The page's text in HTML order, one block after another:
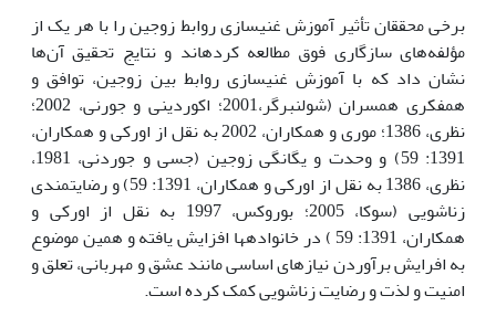
برخی محققان تأثیر آموزش غنی­سازی روابط زوجین را با هر یک از
مؤلفه‌های سازگاری فوق مطالعه کرده­اند و نتایج تحقیق آن‌ها
نشان داد که با آموزش غنی­سازی روابط بین زوجین، توافق و
همفکری همسران (شولنبرگر،2001؛ اکوردینی و جورنی، 2002؛
نظری، 1386؛ موری و همکاران، 2002 به نقل از اورکی و همکاران،
1391: 59) و وحدت و یگانگی زوجین (جسی و جوردنی، 1981،
نظری، 1386 به نقل از اورکی و همکاران، 1391: 59) و رضایتمندی
زناشویی (سوکا، 2005؛ بوروکس، 1997 به نقل از اورکی و
همکاران، 1391: 59 ) در خانواده­ها افزایش یافته و همین موضوع
به افرایش برآوردن نیازهای اساسی مانند عشق و مهربانی، تعلق و
امنیت و لذت و رضایت زناشویی کمک کرده است.